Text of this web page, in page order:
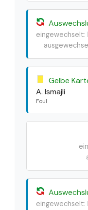
eingewechselt:
Gelbe
A. Ismajli
Foul
eingewechselt: